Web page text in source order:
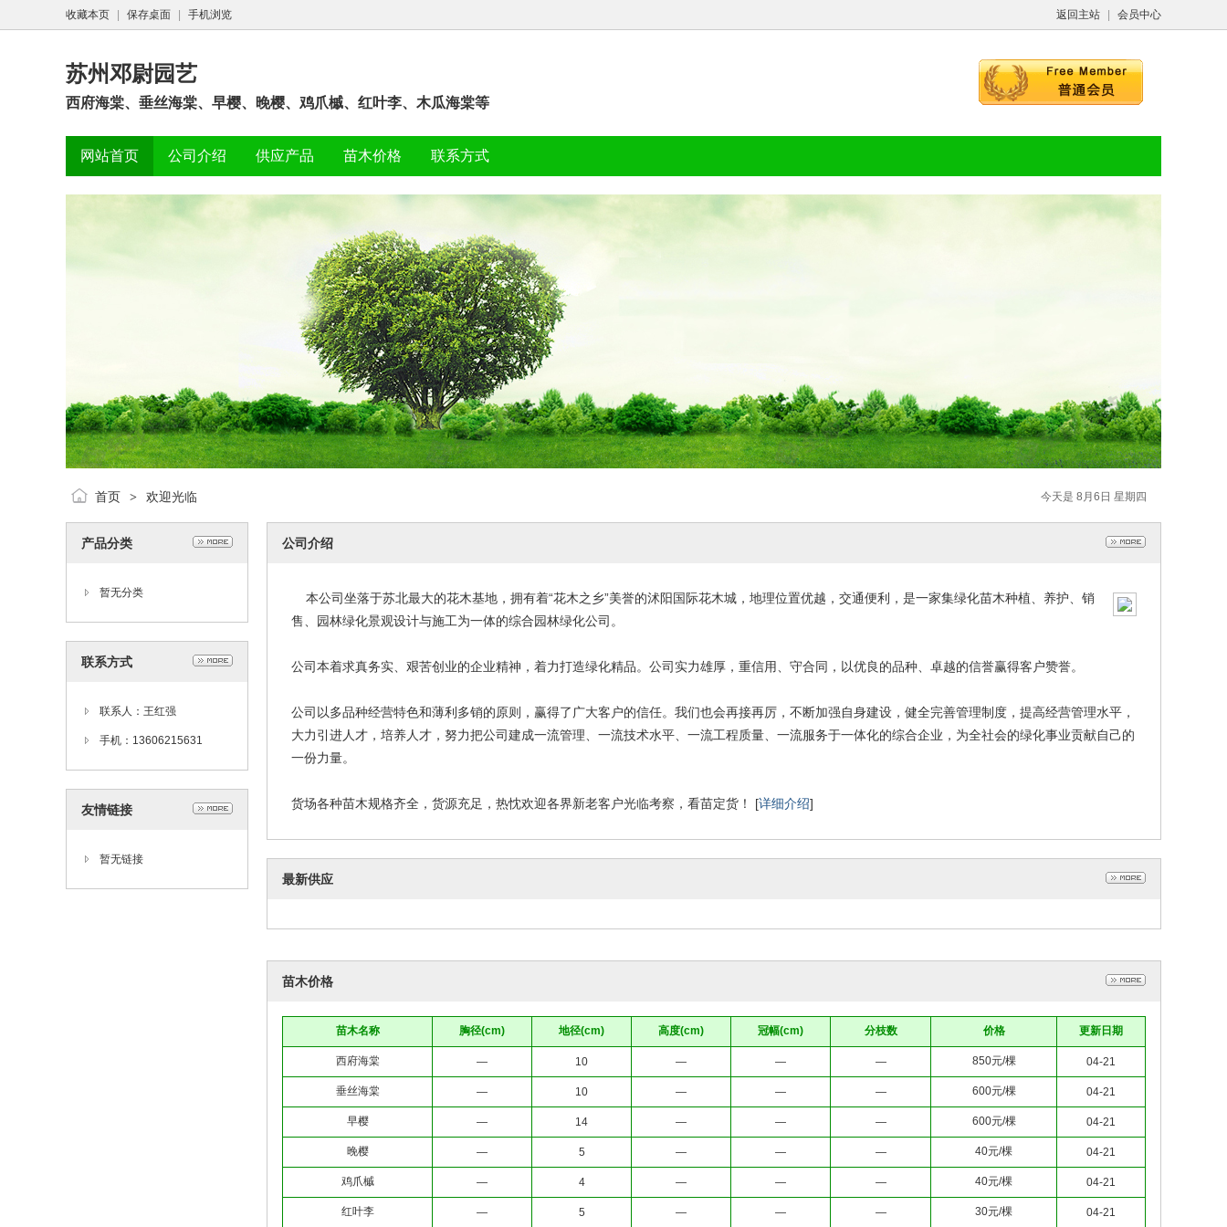
返回主站 会员中心
收藏本页 保存桌面 手机浏览
苏州邓尉园艺
西府海棠、垂丝海棠、早樱、晚樱、鸡爪槭、红叶李、木瓜海棠等
网站首页 公司介绍 供应产品 苗木价格 联系方式
今天是 8月6日 星期四
首页 > 欢迎光临
产品分类
暂无分类
联系方式
联系人：王红强
手机：13606215631
友情链接
暂无链接
公司介绍
本公司坐落于苏北最大的花木基地，拥有着“花木之乡”美誉的沭阳国际花木城，地理位置优越，交通便利，是一家集绿化苗木种植、养护、销
售、园林绿化景观设计与施工为一体的综合园林绿化公司。
公司本着求真务实、艰苦创业的企业精神，着力打造绿化精品。公司实力雄厚，重信用、守合同，以优良的品种、卓越的信誉赢得客户赞誉。
公司以多品种经营特色和薄利多销的原则，赢得了广大客户的信任。我们也会再接再厉，不断加强自身建设，健全完善管理制度，提高经营管理水平，
大力引进人才，培养人才，努力把公司建成一流管理、一流技术水平、一流工程质量、一流服务于一体化的综合企业，为全社会的绿化事业贡献自己的
一份力量。
货场各种苗木规格齐全，货源充足，热忱欢迎各界新老客户光临考察，看苗定货！ [详细介绍]
最新供应
苗木价格
苗木名称 胸径(cm) 地径(cm) 高度(cm) 冠幅(cm) 分枝数 价格 更新日期
西府海棠 — 10 — — — 850元/棵 04-21
垂丝海棠 — 10 — — — 600元/棵 04-21
早樱 — 14 — — — 600元/棵 04-21
晚樱 — 5 — — — 40元/棵 04-21
鸡爪槭 — 4 — — — 40元/棵 04-21
红叶李 — 5 — — — 30元/棵 04-21